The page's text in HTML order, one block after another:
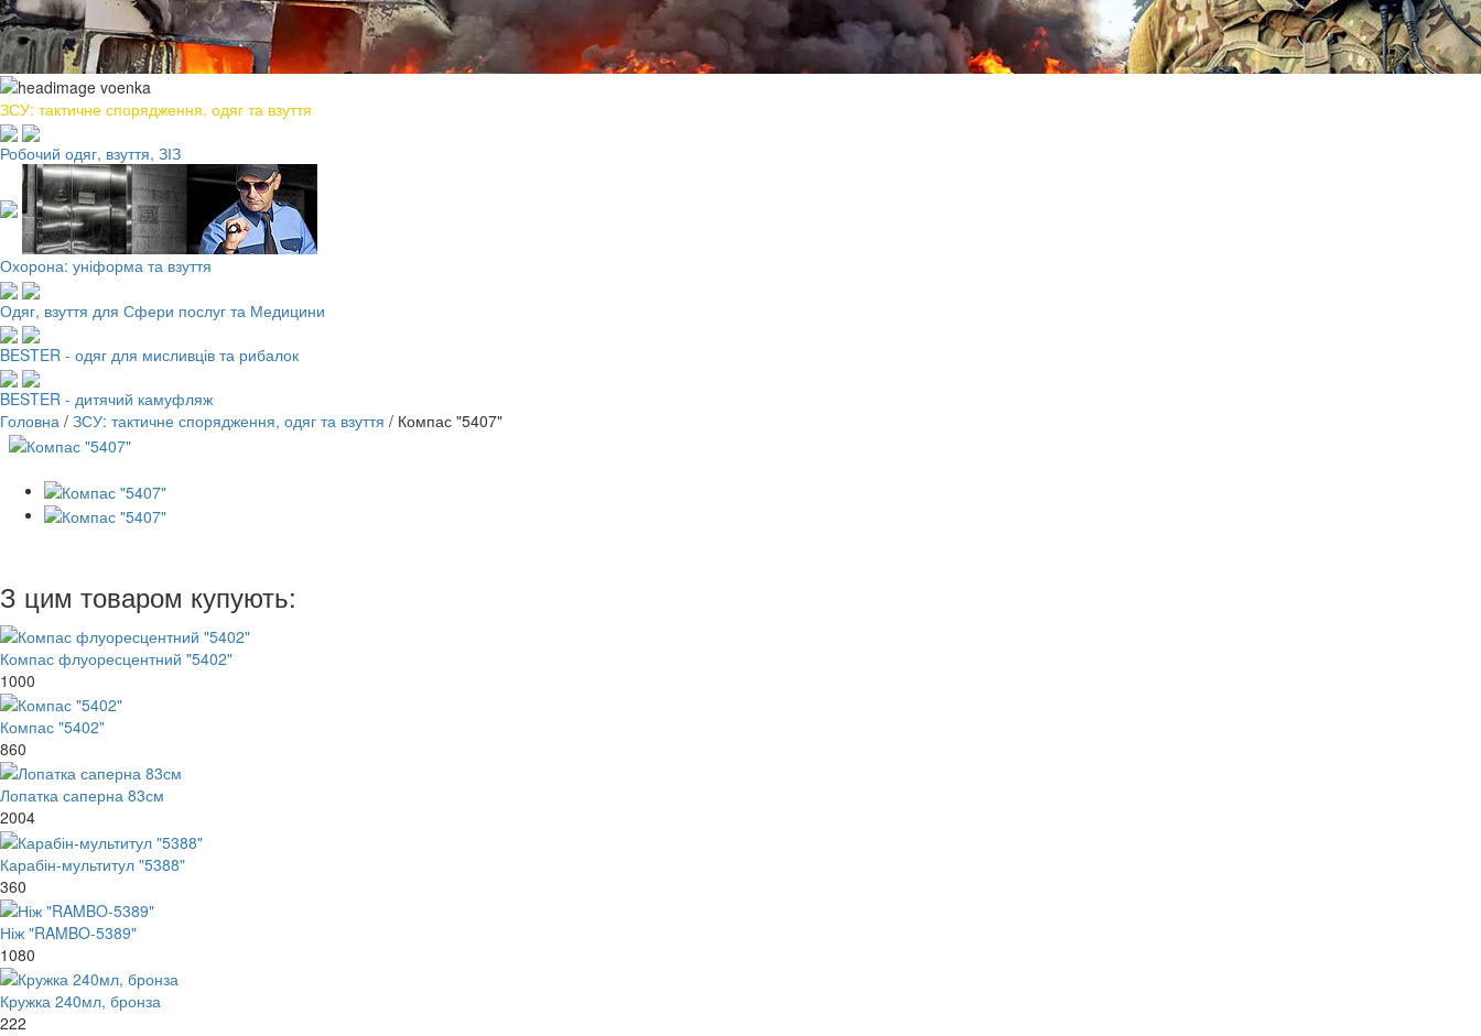
ЗСУ: тактичне спорядження, одяг та взуття
Робочий одяг, взуття, ЗІЗ
Охорона: уніформа та взуття
Одяг, взуття для Сфери послуг та Медицини
BESTER - одяг для мисливців та рибалок
BESTER - дитячий камуфляж
Головна / ЗСУ: тактичне спорядження, одяг та взуття / Компас "5407"
З цим товаром купують:
Компас флуоресцентний "5402"
1000
Компас "5402"
860
Лопатка саперна 83см
2004
Карабін-мультитул "5388"
360
Ніж "RAMBO-5389"
1080
Кружка 240мл, бронза
222